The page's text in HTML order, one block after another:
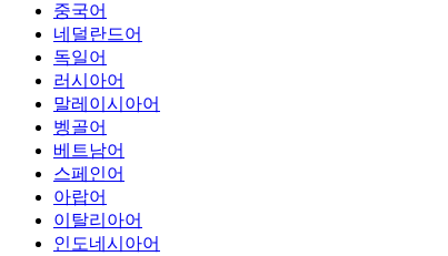
중국어
네덜란드어
독일어
러시아어
말레이시아어
벵골어
베트남어
스페인어
아랍어
이탈리아어
인도네시아어